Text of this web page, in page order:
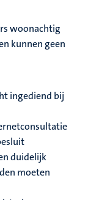
woonachtig
kunnen geen
ingediend bij
duidelijk
moeten